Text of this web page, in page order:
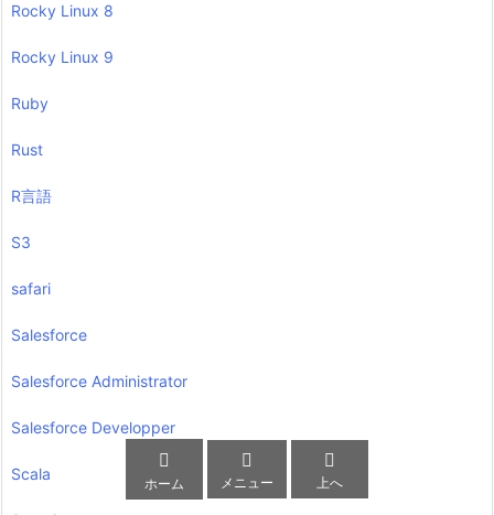
Rocky Linux 8
Rocky Linux 9
Ruby
Rust
R言語
S3
safari
Salesforce
Salesforce Administrator
Salesforce Developper
Scala

ホーム

メニュー

上へ